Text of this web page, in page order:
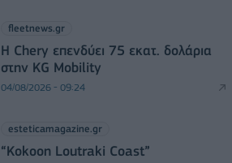
fleetnews.gr
Η Chery επενδύει 75 εκατ. δολάρια
στην KG Mobility
04/08/2026 - 09:24
esteticamagazine.gr
“Kokoon Loutraki Coast”